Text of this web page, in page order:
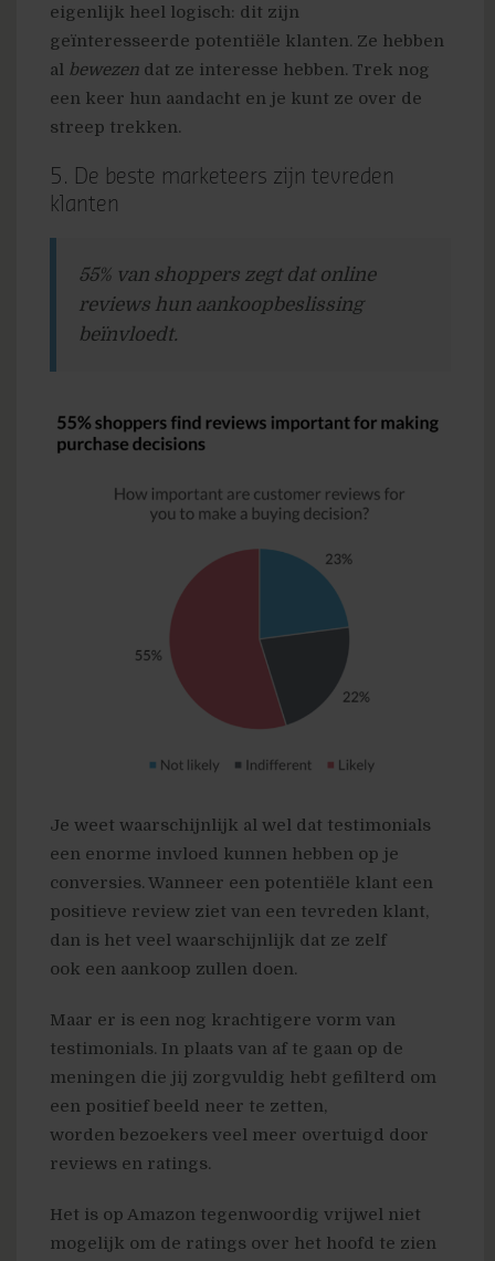
eigenlijk heel logisch: dit zijn
geïnteresseerde potentiële klanten. Ze hebben
al bewezen dat ze interesse hebben. Trek nog
een keer hun aandacht en je kunt ze over de
streep trekken.
5. De beste marketeers zijn tevreden
klanten
55% van shoppers zegt dat online
reviews hun aankoopbeslissing
beïnvloedt.
Je weet waarschijnlijk al wel dat testimonials
een enorme invloed kunnen hebben op je
conversies. Wanneer een potentiële klant een
positieve review ziet van een tevreden klant,
dan is het veel waarschijnlijk dat ze zelf
ook een aankoop zullen doen.
Maar er is een nog krachtigere vorm van
testimonials. In plaats van af te gaan op de
meningen die jij zorgvuldig hebt gefilterd om
een positief beeld neer te zetten,
worden bezoekers veel meer overtuigd door
reviews en ratings.
Het is op Amazon tegenwoordig vrijwel niet
mogelijk om de ratings over het hoofd te zien